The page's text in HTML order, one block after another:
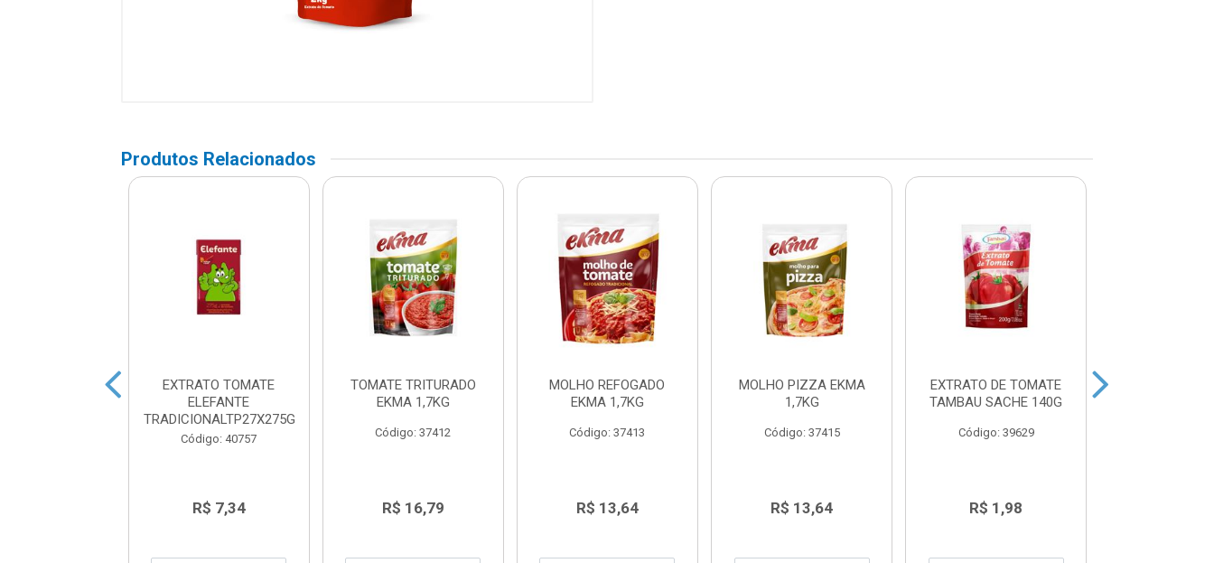
Produtos Relacionados
EXTRATO TOMATE
ELEFANTE
TRADICIONALTP27X275G
Código: 40757
R$ 7,34
TOMATE TRITURADO
EKMA 1,7KG
Código: 37412
R$ 16,79
MOLHO REFOGADO
EKMA 1,7KG
Código: 37413
R$ 13,64
MOLHO PIZZA EKMA
1,7KG
Código: 37415
R$ 13,64
EXTRATO DE TOMATE
TAMBAU SACHE 140G
Código: 39629
R$ 1,98